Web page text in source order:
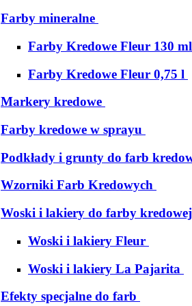
Farby mineralne
Farby Kredowe Fleur 130 ml
Farby Kredowe Fleur 0,75 l
Markery kredowe
Farby kredowe w sprayu
Podkłady i grunty do farb
Wzorniki Farb Kredowych
Woski i lakiery do farby kredowej
Woski i lakiery Fleur
Woski i lakiery La Pajarita
Efekty specjalne do farb